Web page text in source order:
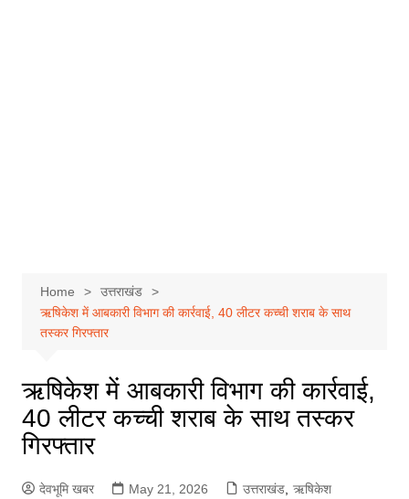
Home
उत्तराखंड
ऋषिकेश में आबकारी विभाग की कार्रवाई, 40 लीटर कच्ची शराब के साथ
तस्कर गिरफ्तार
ऋषिकेश में आबकारी विभाग की कार्रवाई,
40 लीटर कच्ची शराब के साथ तस्कर
गिरफ्तार
देवभूमि खबर May 21, 2026 उत्तराखंड, ऋषिकेश